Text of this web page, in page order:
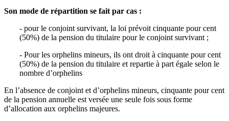
Son mode de répartition se fait par cas :
- pour le conjoint survivant, la loi prévoit cinquante pour cent
(50%) de la pension du titulaire pour le conjoint survivant ;
- Pour les orphelins mineurs, ils ont droit à cinquante pour cent
(50%) de la pension du titulaire et repartie à part égale selon le
nombre d’orphelins
En l’absence de conjoint et d’orphelins mineurs, cinquante pour cent
de la pension annuelle est versée une seule fois sous forme
d’allocation aux orphelins majeures.